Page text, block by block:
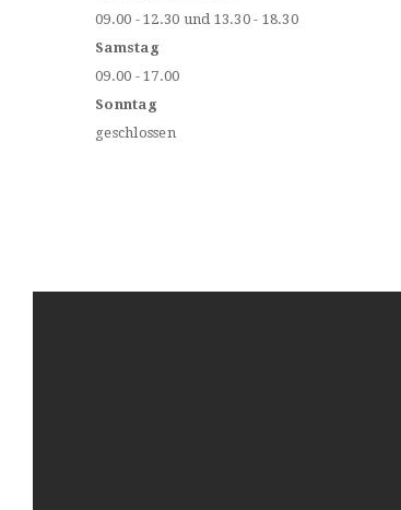
09.00 - 12.30 und 13.30 - 18.30
Samstag
09.00 - 17.00
Sonntag
geschlossen